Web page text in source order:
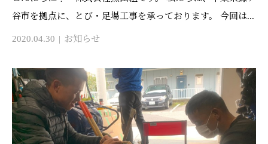
谷市を拠点に、とび・足場工事を承っております。 今回は...
2020.04.30 お知らせ